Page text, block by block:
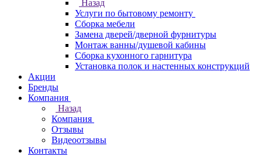
Назад
Услуги по бытовому ремонту
Сборка мебели
Замена дверей/дверной фурнитуры
Монтаж ванны/душевой кабины
Сборка кухонного гарнитура
Установка полок и настенных конструкций
Акции
Бренды
Компания
Назад
Компания
Отзывы
Видеоотзывы
Контакты